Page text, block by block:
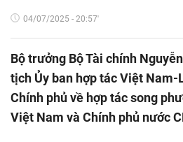
04/07/2025 - 20:57'
Bộ trưởng Bộ Tài chính
tịch Ủy ban hợp tác Việt Nam-
Chính phủ về hợp tác song
Việt Nam và Chính phủ nước